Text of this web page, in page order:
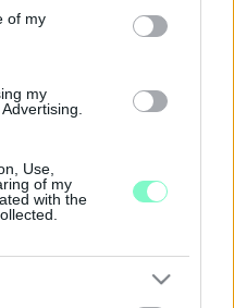
of my
my
Use,
of my
with the
Jó szórakozást és
MILLIÓT A
DÉZSI
államtitkárig mindenki a
mi lesz a polgármester
MÁSFÉL FONTTÉRT
EL AZ EMBEREK AZ